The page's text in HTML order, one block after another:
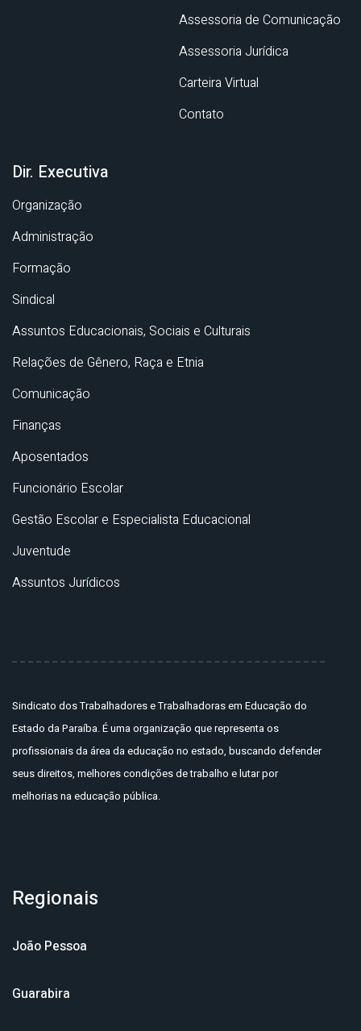
Assessoria de Comunicação
Assessoria Jurídica
Carteira Virtual
Contato
Dir. Executiva
Organização
Administração
Formação
Sindical
Assuntos Educacionais, Sociais e Culturais
Relações de Gênero, Raça e Etnia
Comunicação
Finanças
Aposentados
Funcionário Escolar
Gestão Escolar e Especialista Educacional
Juventude
Assuntos Jurídicos
Sindicato dos Trabalhadores e Trabalhadoras em Educação do
Estado da Paraíba. É uma organização que representa os
profissionais da área da educação no estado, buscando defender
seus direitos, melhores condições de trabalho e lutar por
melhorias na educação pública.
Regionais
João Pessoa
Guarabira